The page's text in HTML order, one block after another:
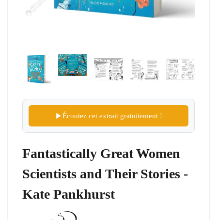
Écoutez cet extrait gratuitement !
Fantastically Great Women
Scientists and Their Stories -
Kate Pankhurst